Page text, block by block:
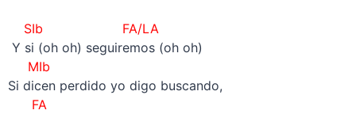
SIb FA/LA
Y si (oh oh) seguiremos (oh oh)
MIb
Si dicen perdido yo digo buscando,
FA